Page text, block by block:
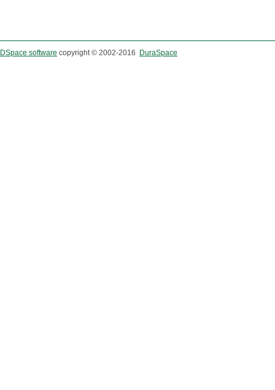
DSpace software copyright © 2002-2016 DuraSpace